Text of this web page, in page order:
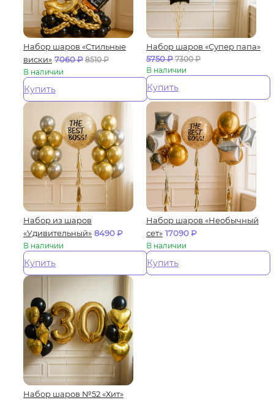
Набор шаров «Стильные
виски» 7060₽ 8510₽
В наличии
Купить
Набор шаров «Супер папа»
5750₽ 7300₽
В наличии
Купить
Набор из шаров
«Удивительный» 8490₽
В наличии
Купить
Набор шаров «Необычный
сет» 17090₽
В наличии
Купить
Набор шаров №52 «Хит»